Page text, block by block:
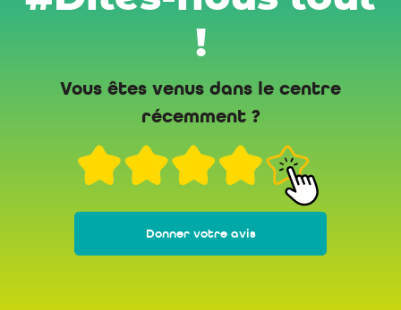
!
Vous êtes venus dans le centre
récemment ?
Donner votre avis